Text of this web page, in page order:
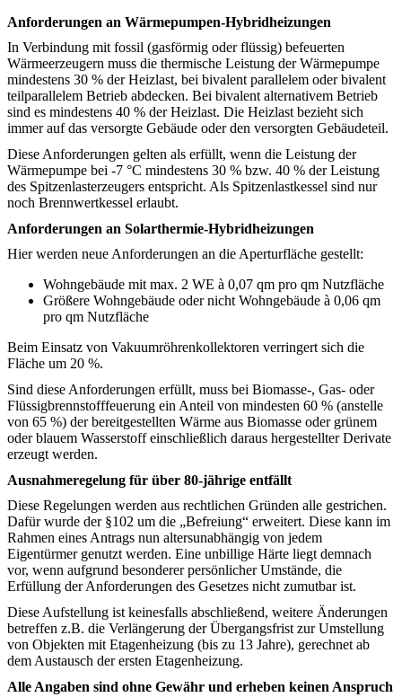
Anforderungen an Wärmepumpen-Hybridheizungen
In Verbindung mit fossil (gasförmig oder flüssig) befeuerten
Wärmeerzeugern muss die thermische Leistung der Wärmepumpe
mindestens 30 % der Heizlast, bei bivalent parallelem oder bivalent
teilparallelem Betrieb abdecken. Bei bivalent alternativem Betrieb
sind es mindestens 40 % der Heizlast. Die Heizlast bezieht sich
immer auf das versorgte Gebäude oder den versorgten Gebäudeteil.
Diese Anforderungen gelten als erfüllt, wenn die Leistung der
Wärmepumpe bei -7 °C mindestens 30 % bzw. 40 % der Leistung
des Spitzenlasterzeugers entspricht. Als Spitzenlastkessel sind nur
noch Brennwertkessel erlaubt.
Anforderungen an Solarthermie-Hybridheizungen
Hier werden neue Anforderungen an die Aperturfläche gestellt:
Wohngebäude mit max. 2 WE à 0,07 qm pro qm Nutzfläche
Größere Wohngebäude oder nicht Wohngebäude à 0,06 qm
pro qm Nutzfläche
Beim Einsatz von Vakuumröhrenkollektoren verringert sich die
Fläche um 20 %.
Sind diese Anforderungen erfüllt, muss bei Biomasse-, Gas- oder
Flüssigbrennstofffeuerung ein Anteil von mindesten 60 % (anstelle
von 65 %) der bereitgestellten Wärme aus Biomasse oder grünem
oder blauem Wasserstoff einschließlich daraus hergestellter Derivate
erzeugt werden.
Ausnahmeregelung für über 80-jährige entfällt
Diese Regelungen werden aus rechtlichen Gründen alle gestrichen.
Dafür wurde der §102 um die „Befreiung“ erweitert. Diese kann im
Rahmen eines Antrags nun altersunabhängig von jedem
Eigentürmer genutzt werden. Eine unbillige Härte liegt demnach
vor, wenn aufgrund besonderer persönlicher Umstände, die
Erfüllung der Anforderungen des Gesetzes nicht zumutbar ist.
Diese Aufstellung ist keinesfalls abschließend, weitere Änderungen
betreffen z.B. die Verlängerung der Übergangsfrist zur Umstellung
von Objekten mit Etagenheizung (bis zu 13 Jahre), gerechnet ab
dem Austausch der ersten Etagenheizung.
Alle Angaben sind ohne Gewähr und erheben keinen Anspruch